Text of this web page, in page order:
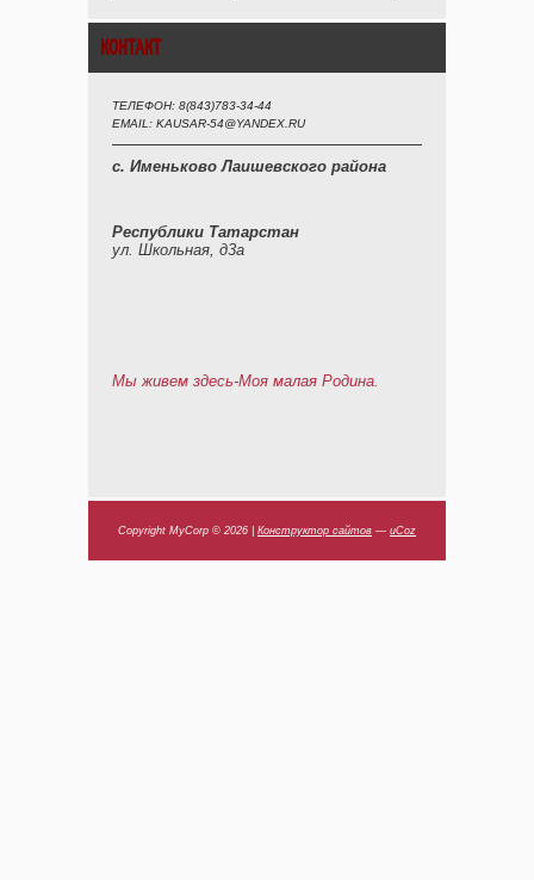
КОНТАКТ
ТЕЛЕФОН: 8(843)783-34-44
EMAIL: KAUSAR-54@YANDEX.RU
с. Именьково Лаишевского района
Республики Татарстан
ул. Школьная, д3а
Мы живем здесь-Моя малая Родина.
Copyright MyCorp © 2026 Конструктор сайтов — uCoz